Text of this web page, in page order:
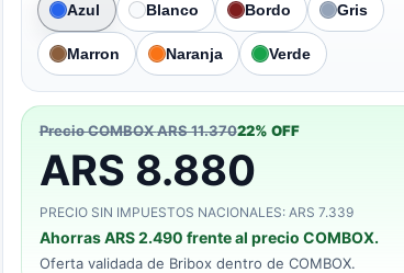
Azul Blanco Bordo Gris
Marron Naranja Verde
Precio COMBOXARS 11.37022% OFF
ARS 8.880
PRECIO SIN IMPUESTOS NACIONALES: ARS 7.339
AhorrasARS 2.490 frente al precio COMBOX.
Oferta validada de Briboxdentro de COMBOX.